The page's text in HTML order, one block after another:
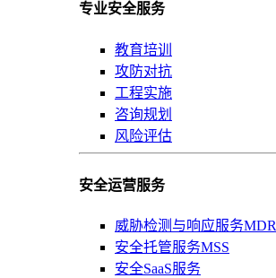
专业安全服务
教育培训
攻防对抗
工程实施
咨询规划
风险评估
安全运营服务
威胁检测与响应服务MDR
安全托管服务MSS
安全SaaS服务